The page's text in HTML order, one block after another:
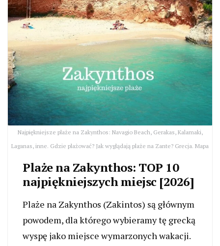
Najpiękniejsze plaże na Zakynthos: Navagio Beach, Gerakas, Kalamaki,
Laganas, inne. Gdzie plażować? Jak wyglądają plaże na Zante? Grecja. Mapa
Plaże na Zakynthos: TOP 10
najpiękniejszych miejsc [2026]
Plaże na Zakynthos (Zakintos) są głównym
powodem, dla którego wybieramy tę grecką
wyspę jako miejsce wymarzonych wakacji.